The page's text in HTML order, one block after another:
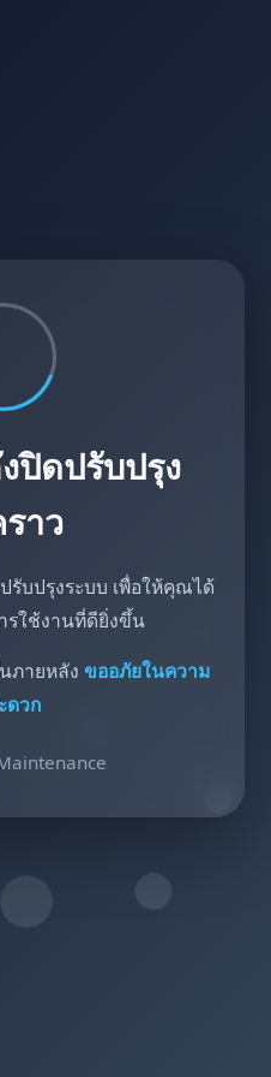
ปิดปรับปรุง
าว
รับปรุงระบบ เพื่อให้คุณได้
รใช้งานที่ดียิ่งขึ้น
ภายหลัง ขออภัยในความ
ดวก